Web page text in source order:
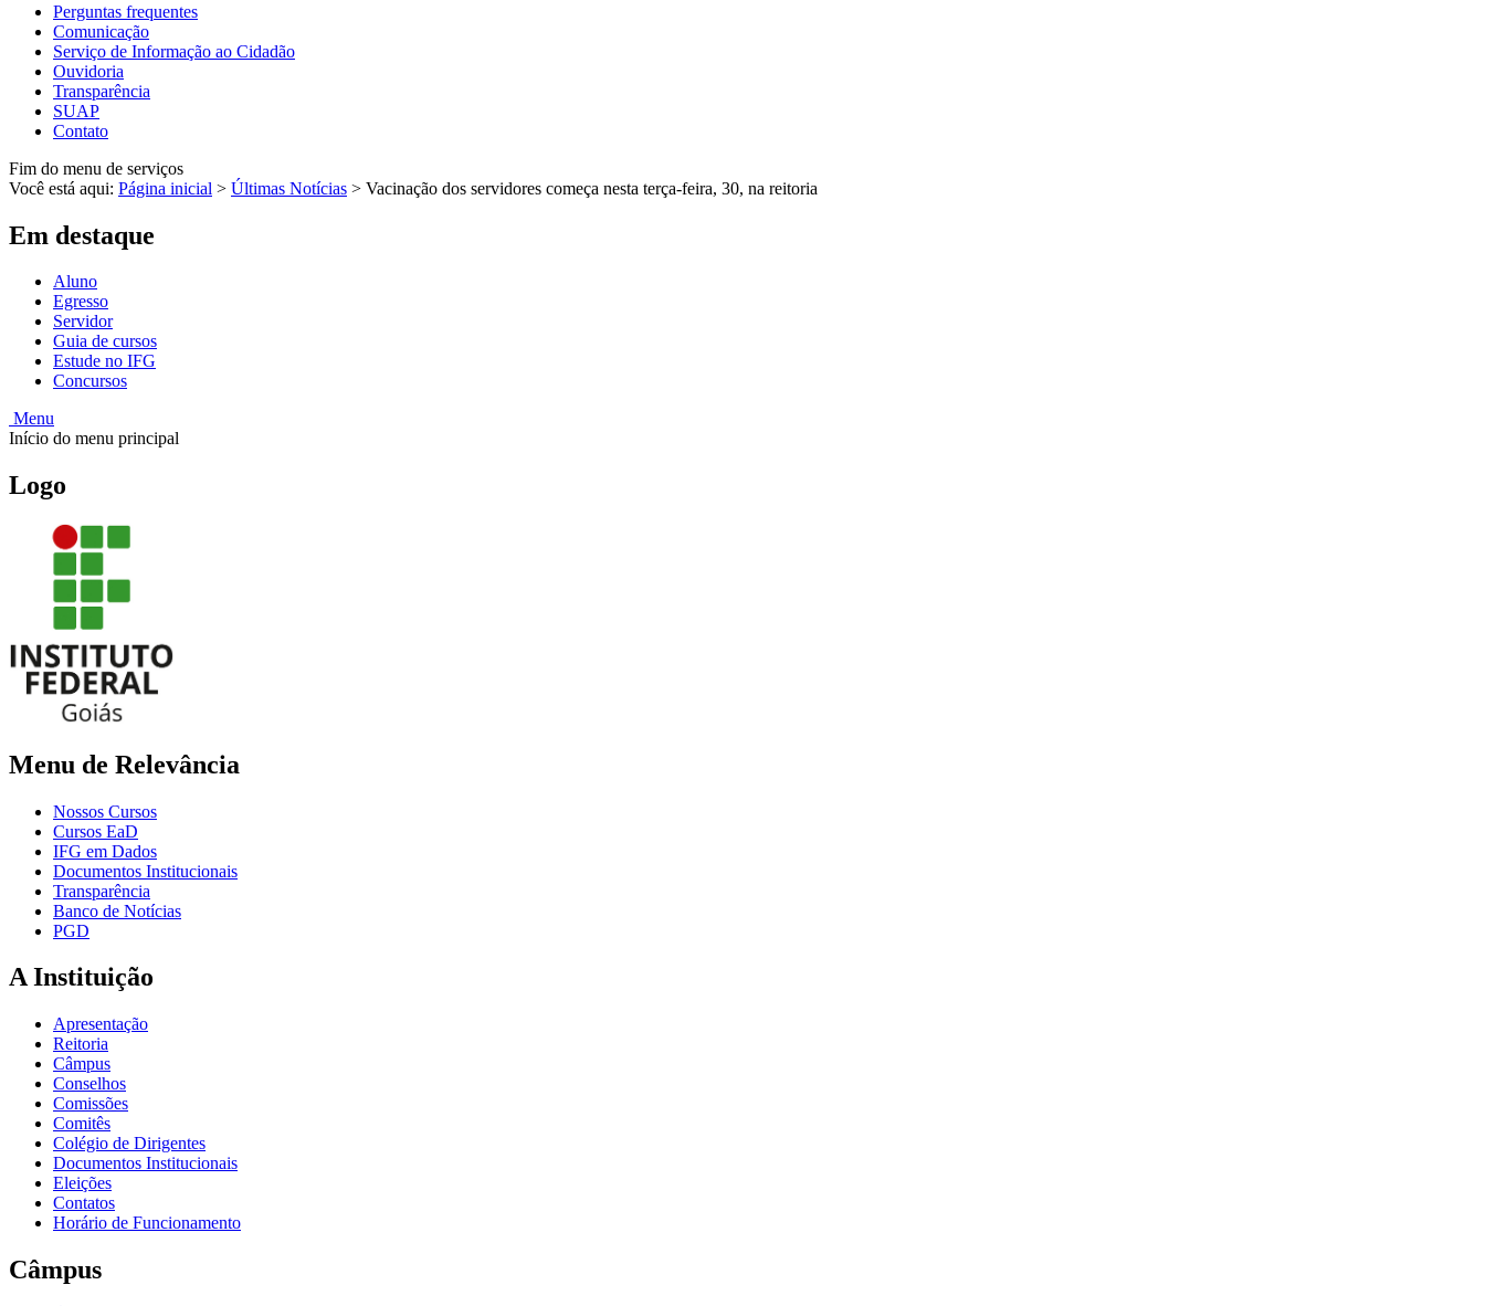
Perguntas frequentes
Comunicação
Serviço de Informação ao Cidadão
Ouvidoria
Transparência
SUAP
Contato
Fim do menu de serviços
Você está aqui: Página inicial > Últimas Notícias > Vacinação dos servidores começa nesta terça-feira, 30, na reitoria
Em destaque
Aluno
Egresso
Servidor
Guia de cursos
Estude no IFG
Concursos
Menu
Início do menu principal
Logo
Menu de Relevância
Nossos Cursos
Cursos EaD
IFG em Dados
Documentos Institucionais
Transparência
Banco de Notícias
PGD
A Instituição
Apresentação
Reitoria
Câmpus
Conselhos
Comissões
Comitês
Colégio de Dirigentes
Documentos Institucionais
Eleições
Contatos
Horário de Funcionamento
Câmpus